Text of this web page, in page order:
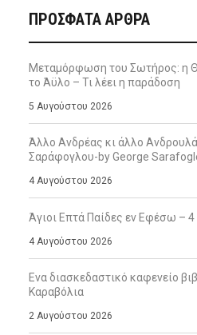
ΠΡΌΣΦΑΤΑ ΆΡΘΡΑ
Μεταμόρφωση του Σωτήρος: η
το Άϋλο – Τι λέει η παράδοση
5 Αυγούστου 2026
Άλλο Ανδρέας κι άλλο
Σαράφογλου-by George
4 Αυγούστου 2026
Άγιοι Επτά Παίδες εν Εφέσω –
4 Αυγούστου 2026
Ενα διασκεδαστικό καφενείο
Καραβόλια
2 Αυγούστου 2026